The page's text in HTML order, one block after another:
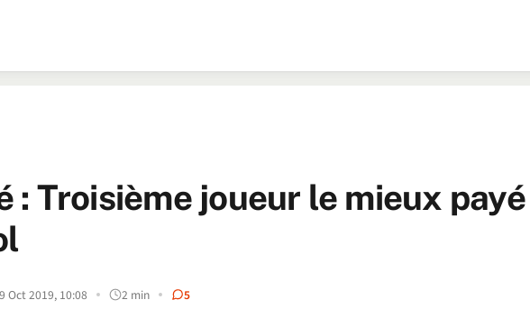
: Troisième joueur le mieux payé
Oct 2019, 10:08 2 min 5